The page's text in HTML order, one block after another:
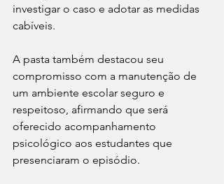
investigar o caso e adotar as medidas
cabíveis.
A pasta também destacou seu
compromisso com a manutenção de
um ambiente escolar seguro e
respeitoso, afirmando que será
oferecido acompanhamento
psicológico aos estudantes que
presenciaram o episódio.